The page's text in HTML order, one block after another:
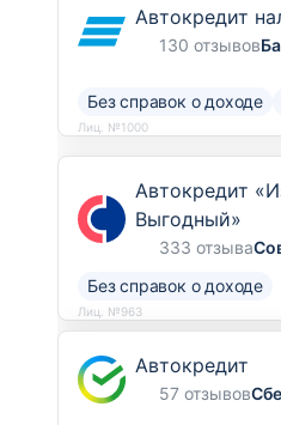
Автокредит
130 отзывов
Без справок о доходе
Лиц. №1000
Автокредит
Выгодный»
333 отзыва
Без справок о доходе
Лиц. №963
Автокредит
57 отзывов